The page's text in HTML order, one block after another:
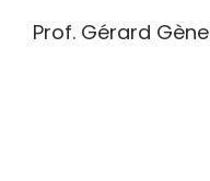
Prof. Gérard Gène